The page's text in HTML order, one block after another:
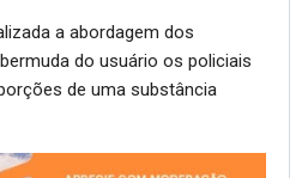
a abordagem dos
do usuário os policiais
de uma substância